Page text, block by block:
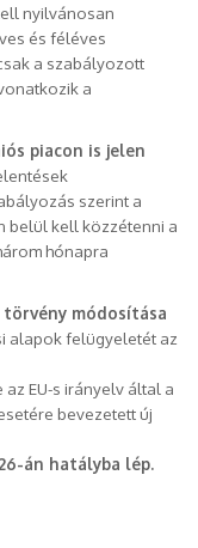
nyilvánosan
és féléves
a szabályozott
a
piacon is jelen
szerint a
belül kell közzétenni a
hónapra
törvény módosítása
alapok felügyeletét az
EU-s irányelv által a
bevezetett új
án hatályba lép.